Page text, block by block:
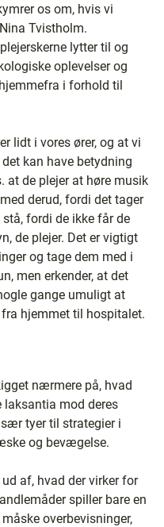
os om, hvis vi
Tvistholm.
lytter til og
oplevelser og
i forhold til
lidt i vores ører, og at vi
kan have betydning
at de plejer at høre musik
derud, fordi det tager
fordi de ikke får de
de plejer. Det er vigtigt
og tage dem med i
men erkender, at det
gange umuligt at
hjemmet til hospitalet.
nærmere på, hvad
laksantia mod deres
tyer til strategier i
og bevægelse.
af, hvad der virker for
spiller bare en
overbevisninger,